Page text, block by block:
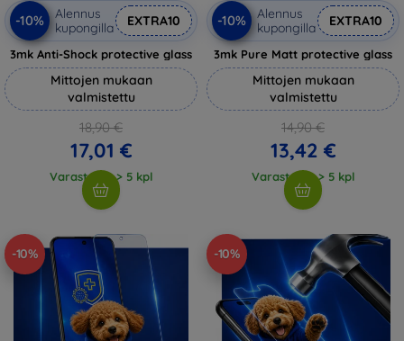
-10%
Alennus
kupongilla
EXTRA10
3mk Anti-Shock protective glass
Mittojen mukaan
valmistettu
18,90 €
17,01 €
Varastossa > 5 kpl
-10%
Alennus
kupongilla
EXTRA10
3mk Pure Matt protective glass
Mittojen mukaan
valmistettu
14,90 €
13,42 €
Varastossa > 5 kpl
-10% -10%